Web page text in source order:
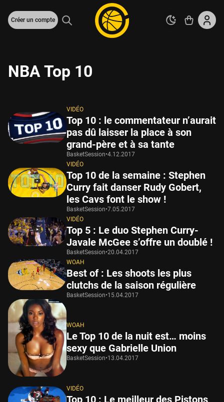
Créer un compte
NBA Top 10
VIDÉO
Top 10 : le commentateur n’aurait
pas dû laisser la place à son
grand-père et à sa tante
BasketSession•4.12.2017
VIDÉO
Top 10 de la semaine : Stephen
Curry fait danser Rudy Gobert,
les Cavs font le show !
BasketSession•7.05.2017
VIDÉO
Top 5 : Le duo Stephen Curry-
Javale McGee s’offre un doublé !
BasketSession•20.04.2017
WOAH
Best of : Les shoots les plus
clutchs de la saison régulière
BasketSession•15.04.2017
WOAH
Le Top 10 de la nuit est… moins
sexy que Gabrielle Union
BasketSession•13.04.2017
VIDÉO
Top 10 : Le meilleur des Pistons